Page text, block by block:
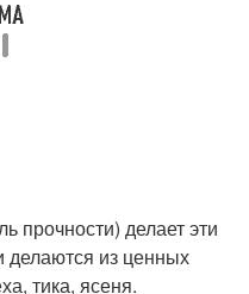
прочности) делает эти
из ценных
тика, ясеня.